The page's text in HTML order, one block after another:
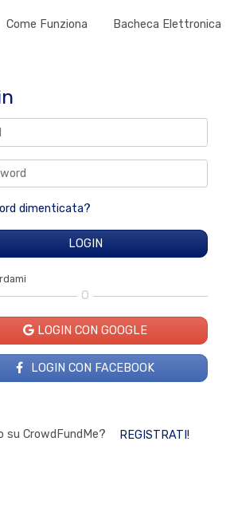
Come Funziona Bacheca Elettronica
dimenticata?
O
LOGIN CON GOOGLE
LOGIN CON FACEBOOK
su CrowdFundMe? REGISTRATI!